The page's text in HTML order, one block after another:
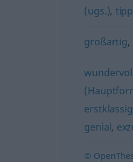
(ugs.),
großartig,
erstklassig
genial,
©